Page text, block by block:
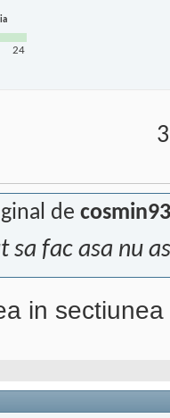
24
de
sa fac asa nu
in